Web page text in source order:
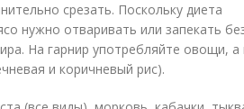
срезать. Поскольку диета
нужно отваривать или запекать
На гарнир употребляйте овощи, а
и коричневый рис).